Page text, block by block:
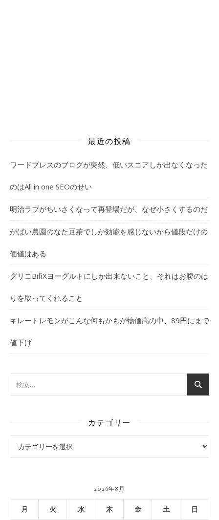
最近の投稿
ワードプレスのブログが突然、低いスコアしか出なくなった
のはAll in one SEOのせい
明治ラブがちいさくなって再登場だが、なぜ小さくするのだ
がばい農園のなた豆茶でしか効能を感じないから値段だけの
価値はある
グリコBifiXヨーグルトにしか出来ないこと、それはお腹のは
りを取ってくれること
キレートレモンがこんな何もかもが物価高の中、89円にまで
値下げ
カテゴリー
2026年8月
月 火 水 木 金 土 日